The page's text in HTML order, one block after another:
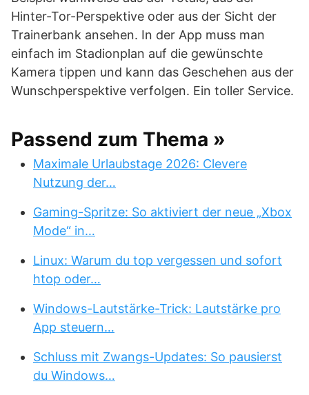
Hinter-Tor-Perspektive oder aus der Sicht der
Trainerbank ansehen. In der App muss man
einfach im Stadionplan auf die gewünschte
Kamera tippen und kann das Geschehen aus der
Wunschperspektive verfolgen. Ein toller Service.
Passend zum Thema »
Maximale Urlaubstage 2026: Clevere
Nutzung der…
Gaming-Spritze: So aktiviert der neue „Xbox
Mode“ in…
Linux: Warum du top vergessen und sofort
htop oder…
Windows-Lautstärke-Trick: Lautstärke pro
App steuern…
Schluss mit Zwangs-Updates: So pausierst
du Windows…